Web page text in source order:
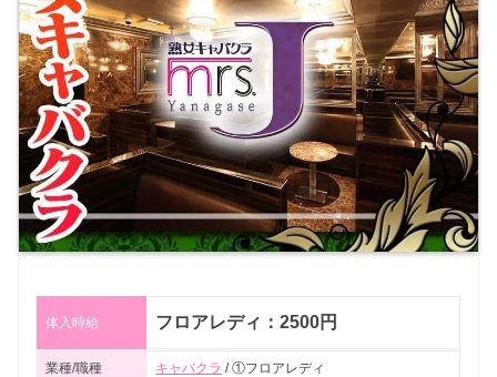
体入時給 フロアレディ：2500円
業種/職種 キャバクラ / ①フロアレディ